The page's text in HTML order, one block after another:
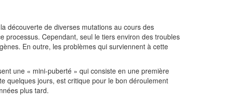
découverte de diverses mutations au cours des
processus. Cependant, seul le tiers environ des troubles
En outre, les problèmes qui surviennent à cette
une « mini-puberté » qui consiste en une première
quelques jours, est critique pour le bon déroulement
plus tard.